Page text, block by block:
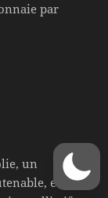
par
un
et